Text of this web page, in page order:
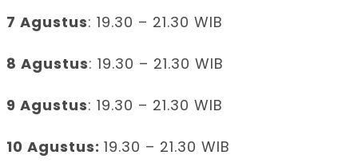
7 Agustus: 19.30 – 21.30 WIB
8 Agustus: 19.30 – 21.30 WIB
9 Agustus: 19.30 – 21.30 WIB
10 Agustus: 19.30 – 21.30 WIB